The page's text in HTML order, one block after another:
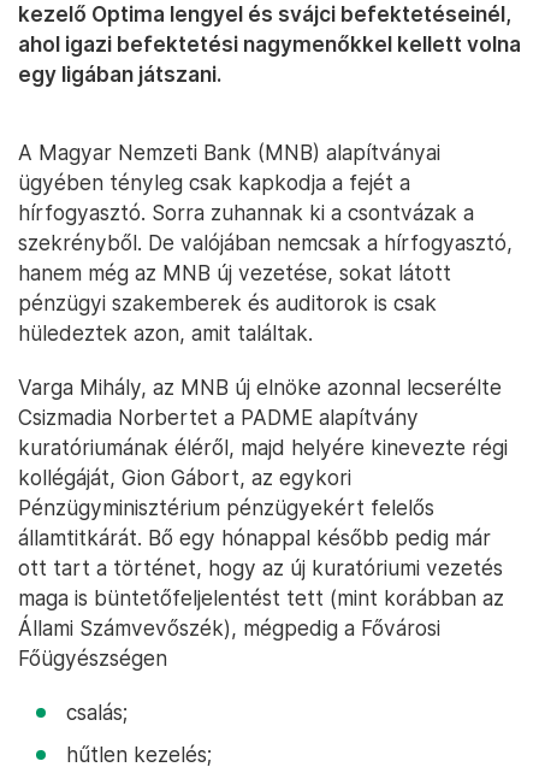
kezelő Optima lengyel és svájci befektetéseinél,
ahol igazi befektetési nagymenőkkel kellett volna
egy ligában játszani.
A Magyar Nemzeti Bank (MNB) alapítványai
ügyében tényleg csak kapkodja a fejét a
hírfogyasztó. Sorra zuhannak ki a csontvázak a
szekrényből. De valójában nemcsak a hírfogyasztó,
hanem még az MNB új vezetése, sokat látott
pénzügyi szakemberek és auditorok is csak
hüledeztek azon, amit találtak.
Varga Mihály, az MNB új elnöke azonnal lecserélte
Csizmadia Norbertet a PADME alapítvány
kuratóriumának éléről, majd helyére kinevezte régi
kollégáját, Gion Gábort, az egykori
Pénzügyminisztérium pénzügyekért felelős
államtitkárát. Bő egy hónappal később pedig már
ott tart a történet, hogy az új kuratóriumi vezetés
maga is büntetőfeljelentést tett (mint korábban az
Állami Számvevőszék), mégpedig a Fővárosi
Főügyészségen
csalás;
hűtlen kezelés;